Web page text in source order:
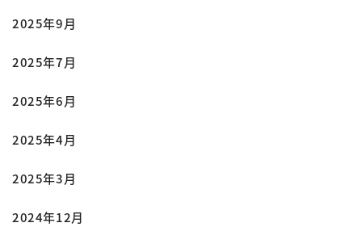
2025年9月
2025年7月
2025年6月
2025年4月
2025年3月
2024年12月